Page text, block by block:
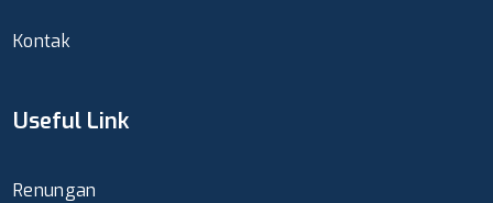
Kontak
Useful Link
Renungan